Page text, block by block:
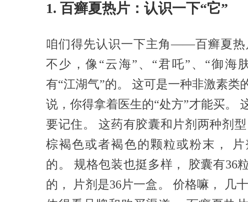
1. 百癣夏热片：认识一下“它”
咱们得先认识一下主角——百癣夏热
不少，像“云海”、“君吒”、“御海
有“江湖气”的。 这可是一种非激素类
说，你得拿着医生的“处方”才能买。
要记住。 这药有胶囊和片剂两种剂
棕褐色或者褐色的颗粒或粉末，
的。 规格包装也挺多样， 胶囊有36
的， 片剂是36片一盒。 价格嘛， 几